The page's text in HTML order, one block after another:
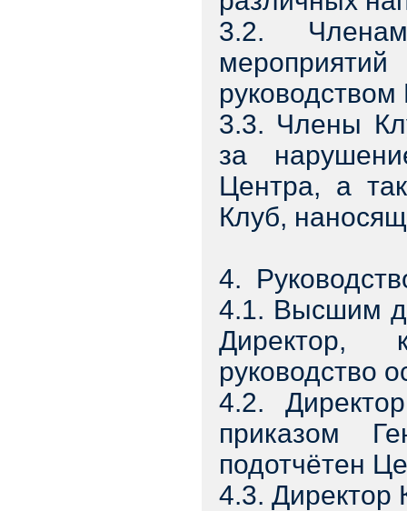
3.2.
руководством
3.3. Члены
за
Центра, а
Клуб,
4.
4.1. Высшим
Директор,
руководство
4.2.
приказом
подотчётен
4.3. Директор